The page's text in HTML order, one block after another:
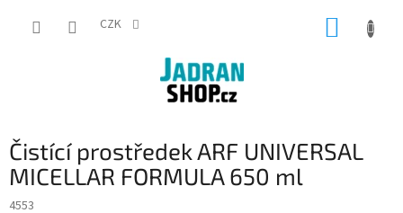
CZK
Čistící prostředek ARF UNIVERSAL
MICELLAR FORMULA 650 ml
4553